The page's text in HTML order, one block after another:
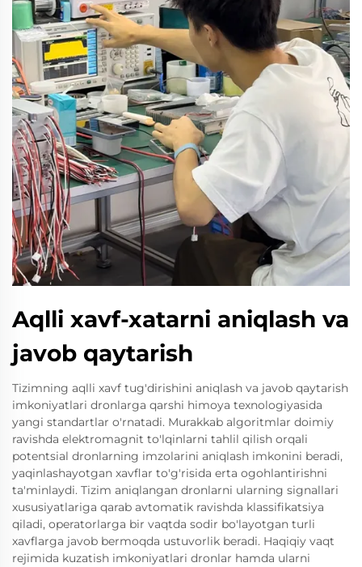
Aqlli xavf-xatarni aniqlash va
javob qaytarish
Tizimning aqlli xavf tug'dirishini aniqlash va javob qaytarish
imkoniyatlari dronlarga qarshi himoya texnologiyasida
yangi standartlar o'rnatadi. Murakkab algoritmlar doimiy
ravishda elektromagnit to'lqinlarni tahlil qilish orqali
potentsial dronlarning imzolarini aniqlash imkonini beradi,
yaqinlashayotgan xavflar to'g'risida erta ogohlantirishni
ta'minlaydi. Tizim aniqlangan dronlarni ularning signallari
xususiyatlariga qarab avtomatik ravishda klassifikatsiya
qiladi, operatorlarga bir vaqtda sodir bo'layotgan turli
xavflarga javob bermoqda ustuvorlik beradi. Haqiqiy vaqt
rejimida kuzatish imkoniyatlari dronlar hamda ularni